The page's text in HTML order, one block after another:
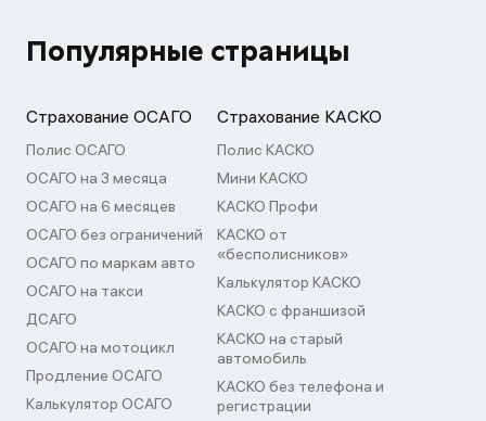
Популярные страницы
Страхование ОСАГО
Полис ОСАГО
ОСАГО на 3 месяца
ОСАГО на 6 месяцев
ОСАГО без ограничений
ОСАГО по маркам авто
ОСАГО на такси
ДСАГО
ОСАГО на мотоцикл
Продление ОСАГО
Калькулятор ОСАГО
Страхование КАСКО
Полис КАСКО
Мини КАСКО
КАСКО Профи
КАСКО от
«бесполисников»
Калькулятор КАСКО
КАСКО с франшизой
КАСКО на старый
автомобиль
КАСКО без телефона и
регистрации